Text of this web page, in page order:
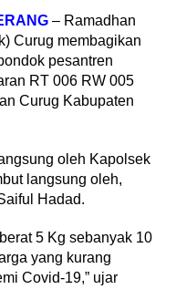
– Ramadhan
Curug membagikan
pesantren
RT 006 RW 005
Curug Kabupaten
oleh Kapolsek
langsung oleh,
Hadad.
5 Kg sebanyak 10
yang kurang
Covid-19,” ujar